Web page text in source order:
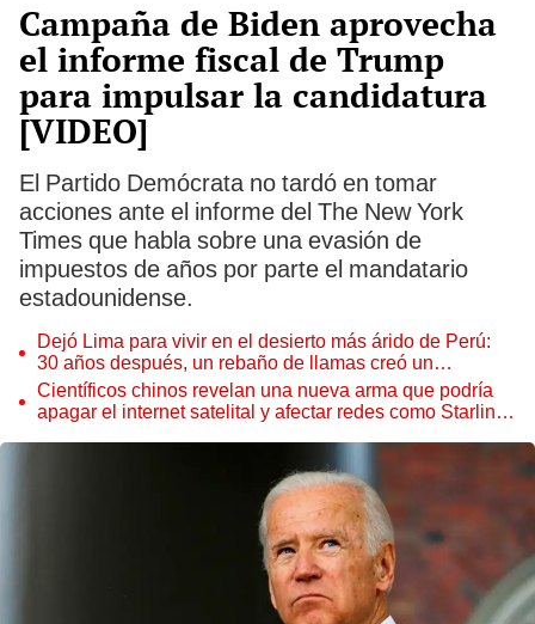
Campaña de Biden aprovecha
el informe fiscal de Trump
para impulsar la candidatura
[VIDEO]
El Partido Demócrata no tardó en tomar
acciones ante el informe del The New York
Times que habla sobre una evasión de
impuestos de años por parte el mandatario
estadounidense.
Dejó Lima para vivir en el desierto más árido de Perú:
30 años después, un rebaño de llamas creó un
sorprendente ecosistema
Científicos chinos revelan una nueva arma que podría
apagar el internet satelital y afectar redes como Starlink